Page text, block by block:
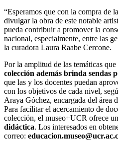
“Esperamos que con la compra de
divulgar la obra de este notable
pueda contribuir a promover la
nacional, especialmente, entre las
la curadora Laura Raabe Cercone.
Por la amplitud de las temáticas
colección además brinda sendas
que las y los docentes puedan
con los objetivos de cada nivel,
Araya Góchez, encargada del área
Para facilitar el acercamiento de
colección, el museo+UCR ofrece
didáctica. Los interesados en
correo: